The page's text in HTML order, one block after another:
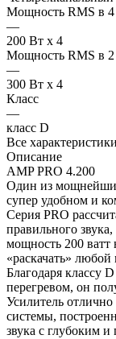
Мощность RMS в
—
200 Вт x 4
Мощность RMS в
—
300 Вт x 4
Класс
—
класс D
Все характеристики
Описание
AMP PRO 4.200
Один из
супер удобном и
Серия PRO
правильного
мощность 200 ватт
«раскачать» любой
Благодаря классу
перегревом, он
Усилитель
системы,
звука с глубоким